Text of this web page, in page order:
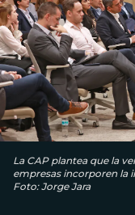
La CAP plantea que la
empresas incorporen la
Foto: Jorge Jara